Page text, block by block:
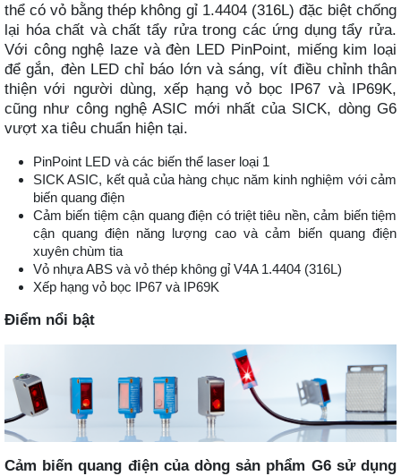
thể có vỏ bằng thép không gỉ 1.4404 (316L) đặc biệt chống
lại hóa chất và chất tẩy rửa trong các ứng dụng tẩy rửa.
Với công nghệ laze và đèn LED PinPoint, miếng kim loại
để gắn, đèn LED chỉ báo lớn và sáng, vít điều chỉnh thân
thiện với người dùng, xếp hạng vỏ bọc IP67 và IP69K,
cũng như công nghệ ASIC mới nhất của SICK, dòng G6
vượt xa tiêu chuẩn hiện tại.
PinPoint LED và các biến thể laser loại 1
SICK ASIC, kết quả của hàng chục năm kinh nghiệm với cảm
biến quang điện
Cảm biến tiệm cận quang điện có triệt tiêu nền, cảm biến tiệm
cận quang điện năng lượng cao và cảm biến quang điện
xuyên chùm tia
Vỏ nhựa ABS và vỏ thép không gỉ V4A 1.4404 (316L)
Xếp hạng vỏ bọc IP67 và IP69K
Điểm nổi bật
Cảm biến quang điện của dòng sản phẩm G6 sử dụng